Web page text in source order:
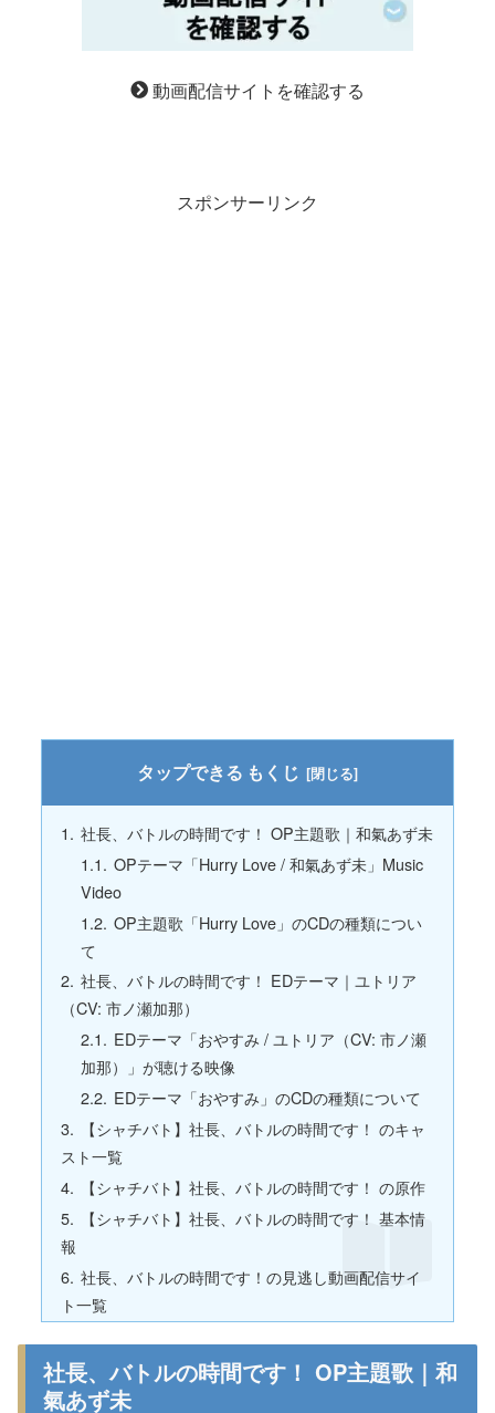
動画配信サイトを確認する
スポンサーリンク
もくじ
社長、バトルの時間です！ OP主題歌｜和氣あず未
OPテーマ「Hurry Love / 和氣あず未」Music
Video
OP主題歌「Hurry Love」のCDの種類につい
て
社長、バトルの時間です！ EDテーマ｜ユトリア
（CV: 市ノ瀬加那）
EDテーマ「おやすみ / ユトリア（CV: 市ノ瀬
加那）」が聴ける映像
EDテーマ「おやすみ」のCDの種類について
【シャチバト】社長、バトルの時間です！ のキャ
スト一覧
【シャチバト】社長、バトルの時間です！ の原作
【シャチバト】社長、バトルの時間です！ 基本情
報
社長、バトルの時間です！の見逃し動画配信サイ
ト一覧
社長、バトルの時間です！ OP主題歌｜和
氣あず未